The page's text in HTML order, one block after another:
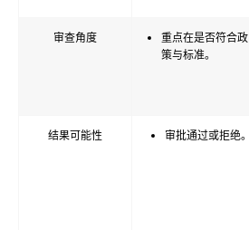
审查角度
重点在是否符合政
策与标准。
结果可能性 审批通过或拒绝。